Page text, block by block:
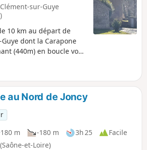
sur-Guye
10 km au départ de
dont la Carapone
(440m) en boucle vous
classée monument
une tour à l'est de
(restaurés ou en
Rains, commune de
en pierres), Le Petit
ses Murgers (amas de
vignes), avant Corcelles
au Nord de Joncy
m -180 m 3h 25
Facile
et-Loire)